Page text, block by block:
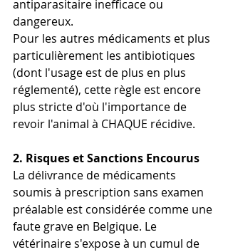
antiparasitaire inefficace ou
dangereux.
Pour les autres médicaments et plus
particulièrement les antibiotiques
(dont l'usage est de plus en plus
réglementé), cette règle est encore
plus stricte d'où l'importance de
revoir l'animal à CHAQUE récidive.
2. Risques et Sanctions Encourus
La délivrance de médicaments
soumis à prescription sans examen
préalable est considérée comme une
faute grave en Belgique. Le
vétérinaire s'expose à un cumul de